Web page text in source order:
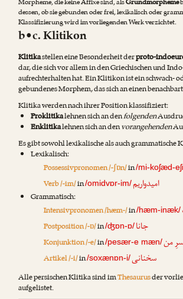
Morpheme, die keine Affixe sind, alsGrundmorpheme
dessen, ob sie gebunden oder frei, lexikalisch oder
Klassifizierung wird im vorliegenden Werk verzichtet.
b•c. Klitikon
Klitikastellen eine Besonderheit derproto-
dar, die sich vor allem in den Griechischen und
aufrechterhalten hat. Ein Klitikon ist ein schwach-
gebundenes Morphem, das sich an einen
Klitika werden nach ihrer Position klassifiziert:
Proklitikalehnen sich an denfolgenden
Enklitikalehnen sich an denvorangehenden
Es gibt sowohl lexikalische als auch grammatische
Lexikalisch:
Possessivpronomen /-ʃɒn/in/mi-koʃæd-
Verb /-im/in/omidvɒr-im/امیدواریم
Grammatisch:
Intensivpronomen /hæm-/in/hæm-inæk/
Postposition /-ɒ/in/ʤɒn-ɒ/جانا
Konjunktion /-e/in/pesær-e mæn/من
Artikel /-i/in/soxænɒn-i/سخنانی
Alle persischen Klitika sind imThesaurusder
aufgelistet.